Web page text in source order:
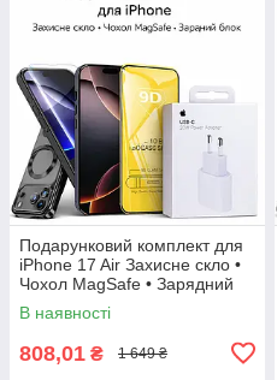
Подарунковий комплект для
iPhone 17 Air Захисне скло •
Чохол MagSafe • Зарядний
блок
В наявності
808,01 ₴ 1 649 ₴